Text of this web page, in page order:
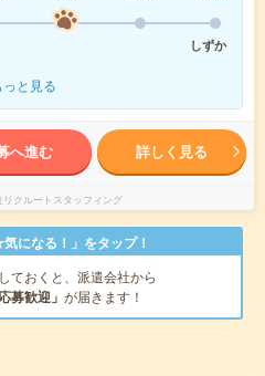
しずか
っと見る
へ進む 詳しく見る
リクルートスタッフィング
になる！」をタップ！
ておくと、派遣会社から
募歓迎」 が届きます！